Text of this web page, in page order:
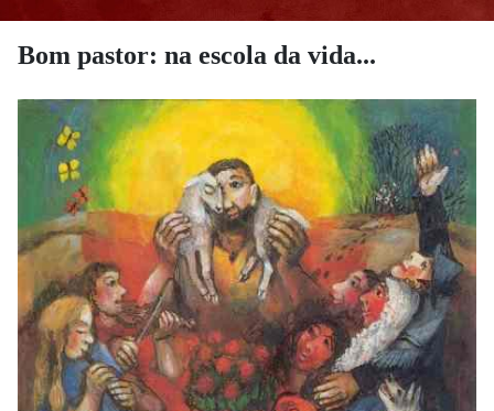
Bom pastor: na escola da vida...